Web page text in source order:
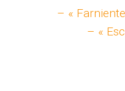
– «
– «